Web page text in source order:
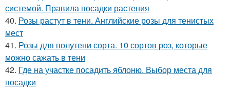
системой. Правила посадки растения
40. Розы растут в тени. Английские розы для тенистых
мест
41. Розы для полутени сорта. 10 сортов роз, которые
можно сажать в тени
42. Где на участке посадить яблоню. Выбор места для
посадки